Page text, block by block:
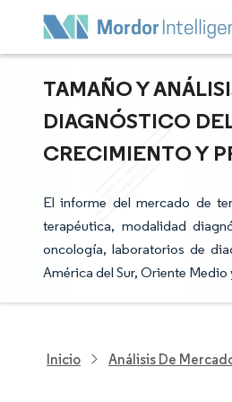
TAMAÑO Y
DIAGNÓSTICO
CRECIMIENTO Y
El informe del mercado de
terapéutica, modalidad
oncología, laboratorios de
América del Sur, Oriente
Inicio Análisis De